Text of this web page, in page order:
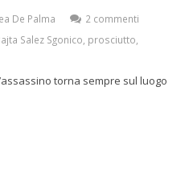
De Palma
2 commenti
Salez Sgonico prosciutto
torna sempre sul luogo